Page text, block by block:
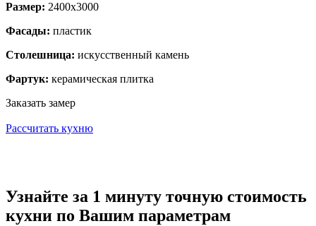
Размер: 2400х3000
Фасады: пластик
Столешница: искусственный камень
Фартук: керамическая плитка
Заказать замер
Рассчитать кухню
Узнайте за 1 минуту точную стоимость
кухни по Вашим параметрам